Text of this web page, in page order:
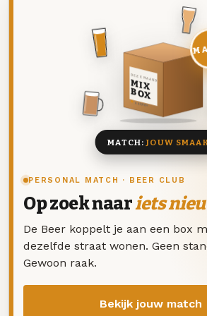
PERSONAL MATCH · BEER CLUB
Op zoek naariets
De Beer koppelt je aan een box
dezelfde straat wonen. Geen
Gewoon raak.
Bekijk jouw match
DEZE MAAND
MIX
BOX
8 BIEREN
MATCH:JOUW